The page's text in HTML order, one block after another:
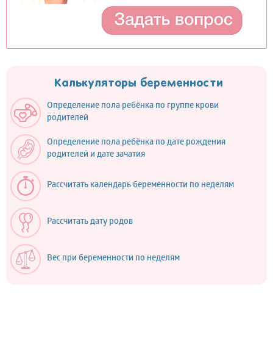
Калькуляторы беременности
Определение пола ребёнка по группе крови
родителей
Определение пола ребёнка по дате рождения
родителей и дате зачатия
Рассчитать календарь беременности по неделям
Рассчитать дату родов
Вес при беременности по неделям